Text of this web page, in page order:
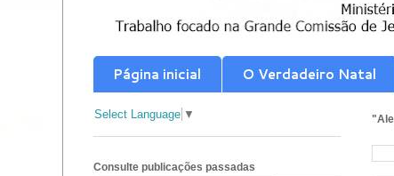
Página inicial O Verdadeiro Natal
Select Language ▼
Consulte publicações passadas